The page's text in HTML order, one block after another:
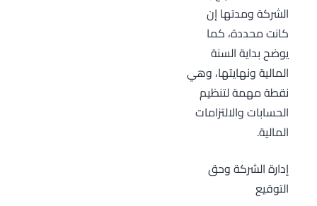
الشركة ومدتها إن
كانت محددة، كما
يوضح بداية السنة
المالية ونهايتها، وهي
نقطة مهمة لتنظيم
الحسابات والالتزامات
المالية.
إدارة الشركة وحق
التوقيع